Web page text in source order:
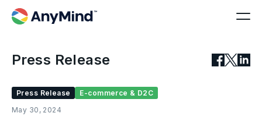
Press Release
Press Release
E-commerce & D2C
May 30, 2024